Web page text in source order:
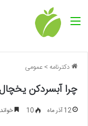
منو
دکترنامه >عمومی
چرا آبسردکن
12 آذر ماه 10 خواندن